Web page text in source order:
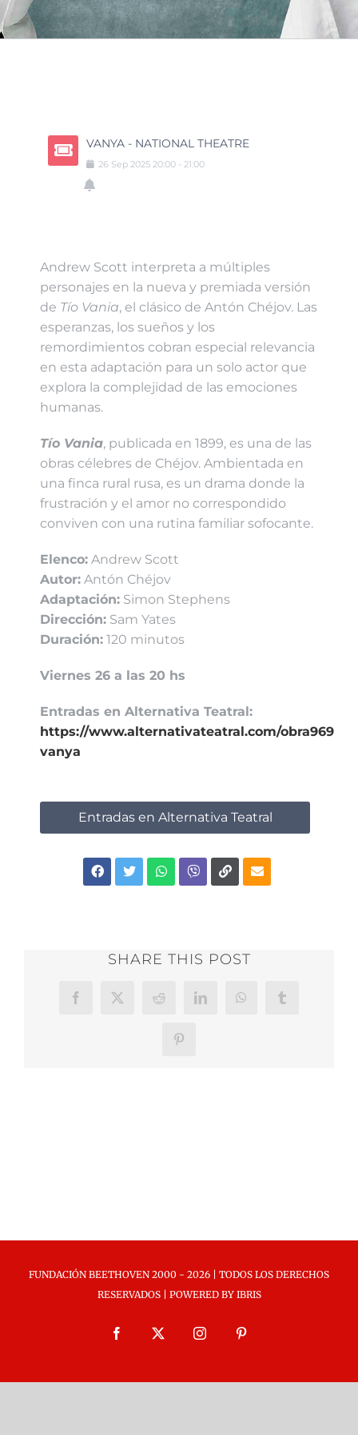
VANYA - NATIONAL THEATRE
26 Sep 2025 20:00 - 21:00
Andrew Scott interpreta a múltiples
personajes en la nueva y premiada versión
de Tío Vania, el clásico de Antón Chéjov. Las
esperanzas, los sueños y los
remordimientos cobran especial relevancia
en esta adaptación para un solo actor que
explora la complejidad de las emociones
humanas.
Tío Vania, publicada en 1899, es una de las
obras célebres de Chéjov. Ambientada en
una finca rural rusa, es un drama donde la
frustración y el amor no correspondido
conviven con una rutina familiar sofocante.
Elenco: Andrew Scott
Autor: Antón Chéjov
Adaptación: Simon Stephens
Dirección: Sam Yates
Duración: 120 minutos
Viernes 26 a las 20 hs
Entradas en Alternativa Teatral:
https://www.alternativateatral.com/obra96917-
vanya
Entradas en Alternativa Teatral
SHARE THIS POST
Facebook
X Reddit LinkedInWhatsAppTumblr
Pinterest
FUNDACIÓN BEETHOVEN 2000 - 2026 | TODOS LOS DERECHOS
RESERVADOS | POWERED BY IBRIS
Facebook
X InstagramPinterest